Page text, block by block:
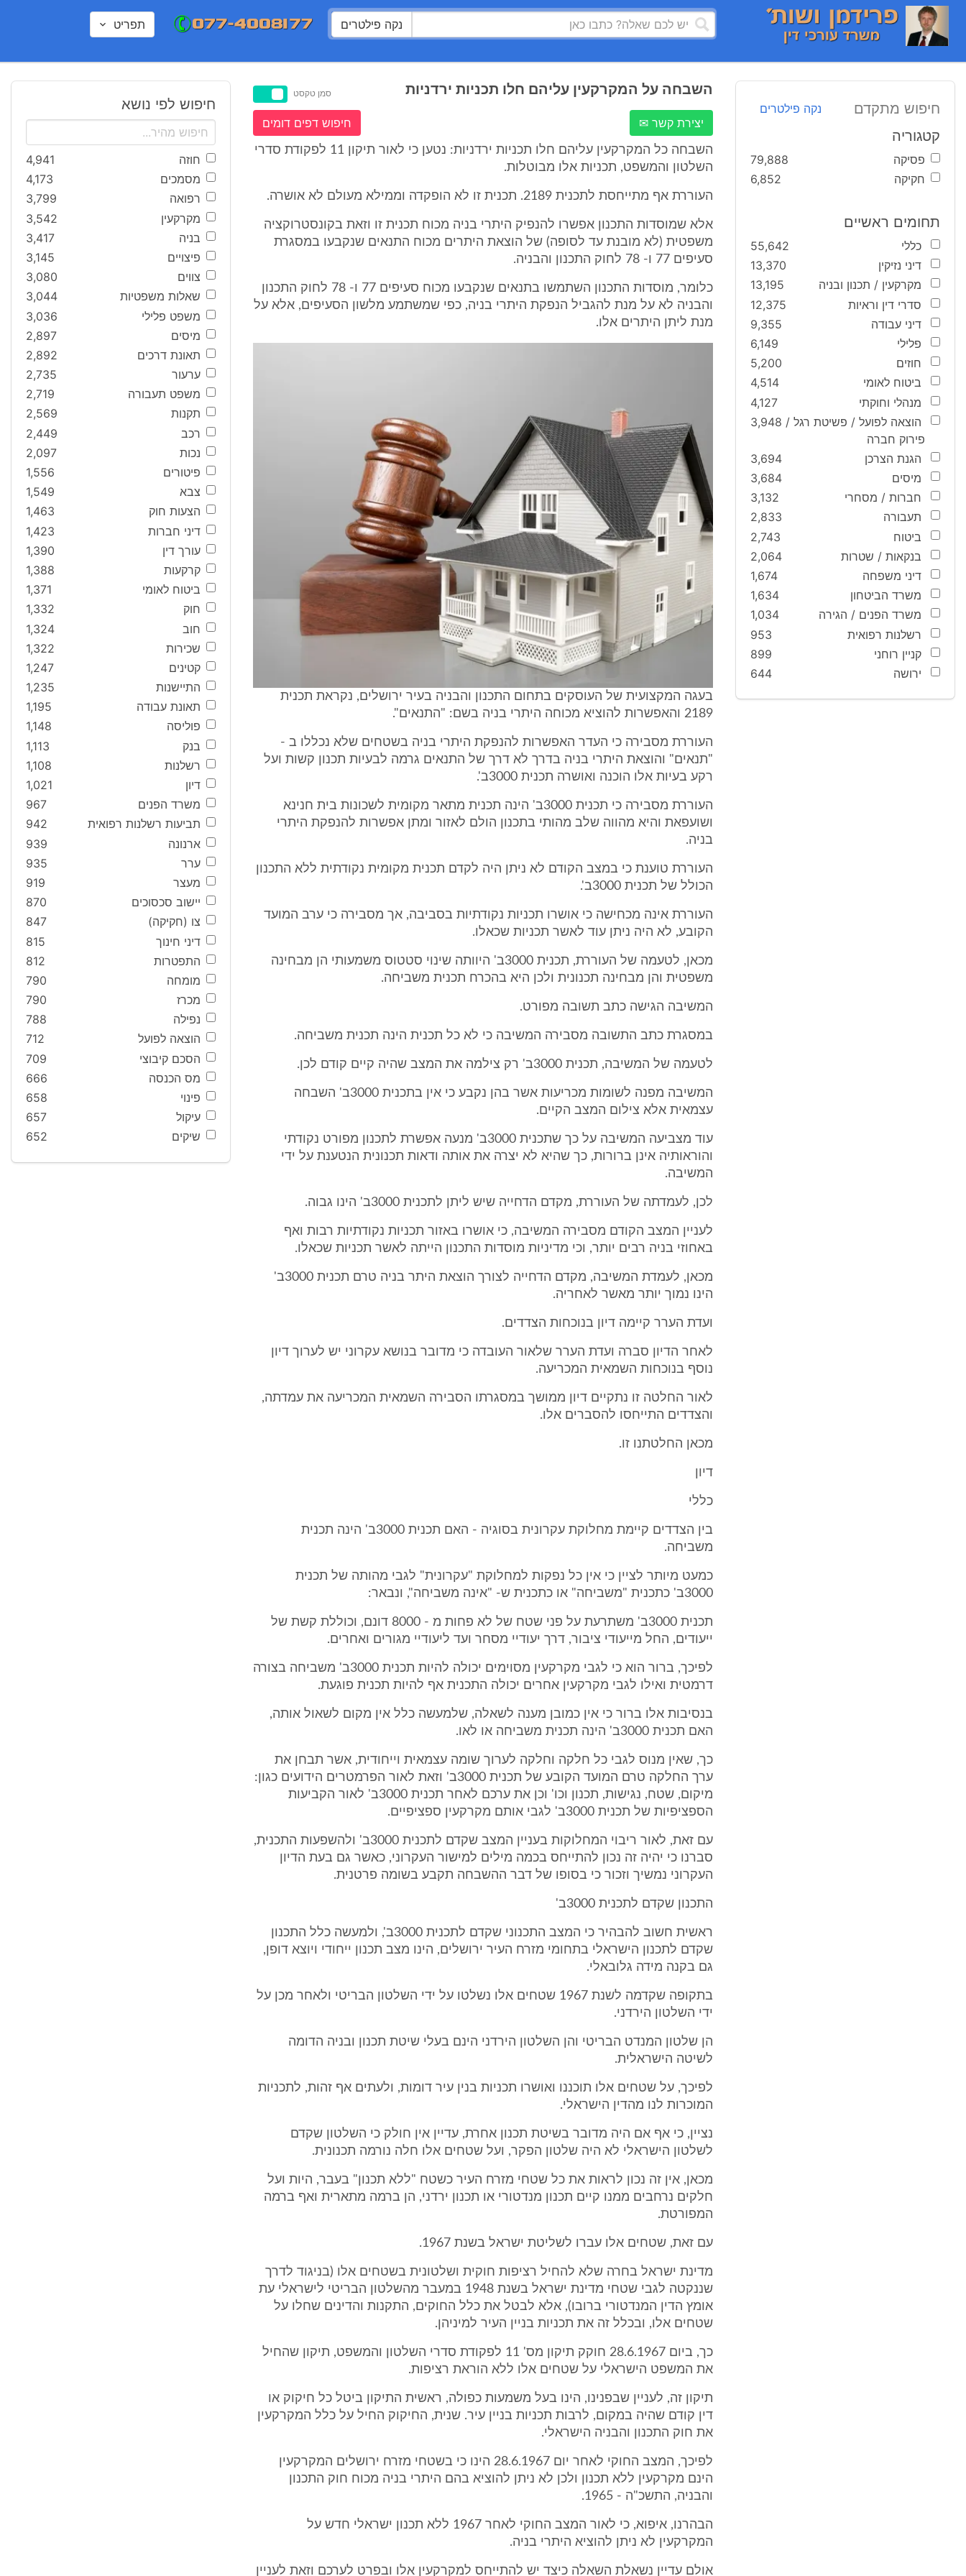
נקה פילטרים תפריט
חיפוש מתקדם נקה פילטרים
קטגוריה
פסיקה
79,888
חקיקה
6,852
תחומים ראשיים
כללי
55,642
דיני נזיקין
13,370
מקרקעין / תכנון ובניה
13,195
סדרי דין וראיות
12,375
דיני עבודה
9,355
פלילי
6,149
חוזים
5,200
ביטוח לאומי
4,514
מנהלי וחוקתי
4,127
הוצאה לפועל / פשיטת רגל /
פירוק חברה
3,948
הגנת הצרכן
3,694
מיסים
3,684
חברות / מסחרי
3,132
תעבורה
2,833
ביטוח
2,743
בנקאות / שטרות
2,064
דיני משפחה
1,674
משרד הביטחון
1,634
משרד הפנים / הגירה
1,034
רשלנות רפואית
953
קניין רוחני
899
ירושה
644
השבחה על המקרקעין עליהם חלו תכניות ירדניות סמן טקסט
יצירת קשר ✉ חיפוש דפים דומים
השבחה כל המקרקעין עליהם חלו תכניות ירדניות: נטען כי לאור תיקון 11 לפקודת סדרי
השלטון והמשפט, תכניות אלו מבוטלות.
העוררת אף מתייחסת לתכנית 2189. תכנית זו לא הופקדה וממילא מעולם לא אושרה.
אלא שמוסדות התכנון אפשרו להנפיק היתרי בניה מכוח תכנית זו וזאת בקונסטרוקציה
משפטית (לא מובנת עד לסופה) של הוצאת היתרים מכוח התנאים שנקבעו במסגרת
סעיפים 77 ו- 78 לחוק התכנון והבניה.
כלומר, מוסדות התכנון השתמשו בתנאים שנקבעו מכוח סעיפים 77 ו- 78 לחוק התכנון
והבניה לא על מנת להגביל הנפקת היתרי בניה, כפי שמשתמע מלשון הסעיפים, אלא על
מנת ליתן היתרים אלו.
בעגה המקצועית של העוסקים בתחום התכנון והבניה בעיר ירושלים, נקראת תכנית
2189 והאפשרות להוציא מכוחה היתרי בניה בשם: "התנאים".
העוררת מסבירה כי העדר האפשרות להנפקת היתרי בניה בשטחים שלא נכללו ב -
"תנאים" והוצאת היתרי בניה בדרך לא דרך של התנאים גרמה לבעיות תכנון קשות ועל
רקע בעיות אלו הוכנה ואושרה תכנית 3000ב'.
העוררת מסבירה כי תכנית 3000ב' הינה תכנית מתאר מקומית לשכונות בית חנינא
ושועפאת והיא מהווה שלב מהותי בתכנון הולם לאזור ומתן אפשרות להנפקת היתרי
בניה.
העוררת טוענת כי במצב הקודם לא ניתן היה לקדם תכנית מקומית נקודתית ללא התכנון
הכולל של תכנית 3000ב'.
העוררת אינה מכחישה כי אושרו תכניות נקודתיות בסביבה, אך מסבירה כי ערב המועד
הקובע, לא היה ניתן עוד לאשר תכניות שכאלו.
מכאן, לטעמה של העוררת, תכנית 3000ב' היוותה שינוי סטטוס משמעותי הן מבחינה
משפטית והן מבחינה תכנונית ולכן היא בהכרח תכנית משביחה.
המשיבה הגישה כתב תשובה מפורט.
במסגרת כתב התשובה מסבירה המשיבה כי לא כל תכנית הינה תכנית משביחה.
לטעמה של המשיבה, תכנית 3000ב' רק צילמה את המצב שהיה קיים קודם לכן.
המשיבה מפנה לשומות מכריעות אשר בהן נקבע כי אין בתכנית 3000ב' השבחה
עצמאית אלא צילום המצב הקיים.
עוד מצביעה המשיבה על כך שתכנית 3000ב' מנעה אפשרת לתכנון מפורט נקודתי
והוראותיה אינן ברורות, כך שהיא לא יצרה את אותה ודאות תכנונית הנטענת על ידי
המשיבה.
לכן, לעמדתה של העוררת, מקדם הדחייה שיש ליתן לתכנית 3000ב' הינו גבוה.
לעניין המצב הקודם מסבירה המשיבה, כי אושרו באזור תכניות נקודתיות רבות ואף
באחוזי בניה רבים יותר, וכי מדיניות מוסדות התכנון הייתה לאשר תכניות שכאלו.
מכאן, לעמדת המשיבה, מקדם הדחייה לצורך הוצאת היתר בניה טרם תכנית 3000ב'
הינו נמוך יותר מאשר לאחריה.
ועדת הערר קיימה דיון בנוכחות הצדדים.
לאחר הדיון סברה ועדת הערר שלאור העובדה כי מדובר בנושא עקרוני יש לערוך דיון
נוסף בנוכחות השמאית המכריעה.
לאור החלטה זו נתקיים דיון ממושך במסגרתו הסבירה השמאית המכריעה את עמדתה,
והצדדים התייחסו להסברים אלו.
מכאן החלטתנו זו.
דיון
כללי
בין הצדדים קיימת מחלוקת עקרונית בסוגיה - האם תכנית 3000ב' הינה תכנית
משביחה.
כמעט מיותר לציין כי אין כל נפקות למחלוקת "עקרונית" לגבי מהותה של תכנית
3000ב' כתכנית "משביחה" או כתכנית ש- "אינה משביחה", ונבאר:
תכנית 3000ב' משתרעת על פני שטח של לא פחות מ - 8000 דונם, וכוללת קשת של
ייעודים, החל מייעודי ציבור, דרך יעודיי מסחר ועד ליעודיי מגורים ואחרים.
לפיכך, ברור הוא כי לגבי מקרקעין מסוימים יכולה להיות תכנית 3000ב' משביחה בצורה
דרמטית ואילו לגבי מקרקעין אחרים יכולה התכנית אף להיות תכנית פוגעת.
בנסיבות אלו ברור כי אין כמובן מענה לשאלה, שלמעשה כלל אין מקום לשאול אותה,
האם תכנית 3000ב' הינה תכנית משביחה או לאו.
כך, שאין מנוס לגבי כל חלקה וחלקה לערוך שומה עצמאית וייחודית, אשר תבחן את
ערך החלקה טרם המועד הקובע של תכנית 3000ב' וזאת לאור הפרמטרים הידועים כגון:
מיקום, שטח, נגישות, תכנון וכו' וכן את ערכם לאחר תכנית 3000ב' לאור הקביעות
הספציפיות של תכנית 3000ב' לגבי אותם מקרקעין ספציפיים.
עם זאת, לאור ריבוי המחלוקות בעניין המצב שקדם לתכנית 3000ב' ולהשפעות התכנית,
סברנו כי יהיה זה נכון להתייחס בכמה מילים למישור העקרוני, כאשר גם בעת הדיון
העקרוני נמשיך וזכור כי בסופו של דבר ההשבחה תקבע בשומה פרטנית.
התכנון שקדם לתכנית 3000ב'
ראשית חשוב להבהיר כי המצב התכנוני שקדם לתכנית 3000ב', ולמעשה כלל התכנון
שקדם לתכנון הישראלי בתחומי מזרח העיר ירושלים, הינו מצב תכנון ייחודי ויוצא דופן,
גם בקנה מידה גלובאלי.
בתקופה שקדמה לשנת 1967 שטחים אלו נשלטו על ידי השלטון הבריטי ולאחר מכן על
ידי השלטון הירדני.
הן שלטון המנדט הבריטי והן השלטון הירדני הינם בעלי שיטת תכנון ובניה הדומה
לשיטה הישראלית.
לפיכך, על שטחים אלו תוכננו ואושרו תכניות בנין עיר דומות, ולעתים אף זהות, לתכניות
המוכרות לנו מהדין הישראלי.
נציין, כי אף אם היה מדובר בשיטת תכנון אחרת, עדיין אין חולק כי השלטון שקדם
לשלטון הישראלי לא היה שלטון הפקר, ועל שטחים אלו חלה נורמה תכנונית.
מכאן, אין זה נכון לראות את כל שטחי מזרח העיר כשטח "ללא תכנון" בעבר, היות ועל
חלקים נרחבים ממנו קיים תכנון מנדטורי או תכנון ירדני, הן ברמה מתארית ואף ברמה
המפורטת.
עם זאת, שטחים אלו עברו לשליטת ישראל בשנת 1967.
מדינת ישראל בחרה שלא להחיל רציפות חוקית ושלטונית בשטחים אלו (בניגוד לדרך
שננקטה לגבי שטחי מדינת ישראל בשנת 1948 במעבר מהשלטון הבריטי לישראלי עת
אומץ הדין המנדטורי ברובו), אלא לבטל את כלל החוקים, התקנות והדינים שחלו על
שטחים אלו, ובכלל זה את תכניות בניין העיר למיניהן.
כך, ביום 28.6.1967 חוקק תיקון מס' 11 לפקודת סדרי השלטון והמשפט, תיקון שהחיל
את המשפט הישראלי על שטחים אלו ללא הוראת רציפות.
תיקון זה, לעניין שבפנינו, הינו בעל משמעות כפולה, ראשית התיקון ביטל כל חיקוק או
דין קודם שהיה במקום, לרבות תכניות בניין עיר. שנית, החיקוק החיל על כלל המקרקעין
את חוק התכנון והבניה הישראלי.
לפיכך, המצב החוקי לאחר יום 28.6.1967 הינו כי בשטחי מזרח ירושלים המקרקעין
הינם מקרקעין ללא תכנון ולכן לא ניתן להוציא בהם היתרי בניה מכוח חוק התכנון
והבניה, התשכ"ה - 1965.
הבהרנו, איפוא, כי לאור המצב החוקי לאחר 1967 ללא תכנון ישראלי חדש על
המקרקעין לא ניתן להוציא היתרי בניה.
אולם עדיין נשאלת השאלה כיצד יש להתייחס למקרקעין אלו ובפרט לערכם וזאת לעניין
חיפוש לפי נושא
חוזה
4,941
מסמכים
4,173
רפואה
3,799
מקרקעין
3,542
בניה
3,417
פיצויים
3,145
צווים
3,080
שאלות משפטיות
3,044
משפט פלילי
3,036
מיסים
2,897
תאונת דרכים
2,892
ערעור
2,735
משפט תעבורה
2,719
תקנות
2,569
רכב
2,449
נכות
2,097
פיטורים
1,556
צבא
1,549
הצעות חוק
1,463
דיני חברות
1,423
עורך דין
1,390
קרקעות
1,388
ביטוח לאומי
1,371
חוק
1,332
חוב
1,324
שכירות
1,322
קטינים
1,247
התיישנות
1,235
תאונת עבודה
1,195
פוליסה
1,148
בנק
1,113
רשלנות
1,108
דיון
1,021
משרד הפנים
967
תביעות רשלנות רפואית
942
ארנונה
939
ערר
935
מעצר
919
יישוב סכסוכים
870
צו (חקיקה)
847
דיני חינוך
815
התפטרות
812
מומחה
790
מכרז
790
נפילה
788
הוצאה לפועל
712
הסכם קיבוצי
709
מס הכנסה
666
פינוי
658
עיקול
657
שיקים
652